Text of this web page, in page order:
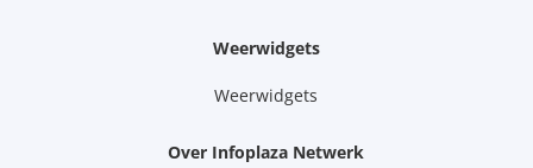
Weerwidgets
Weerwidgets
Over Infoplaza Netwerk